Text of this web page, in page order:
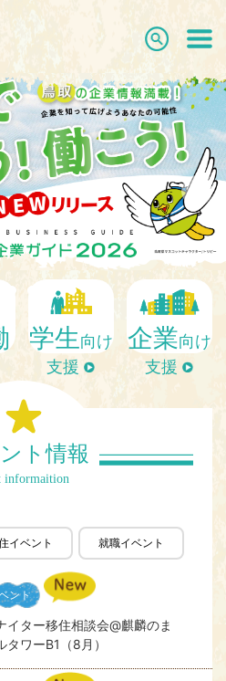
arrow_forward_ios
学生 向け
支援
企業向け
支援
ト情報
informaition
イベント 就職イベント
ント
イター移住相談会@麒麟のま
ワーB1（8月）